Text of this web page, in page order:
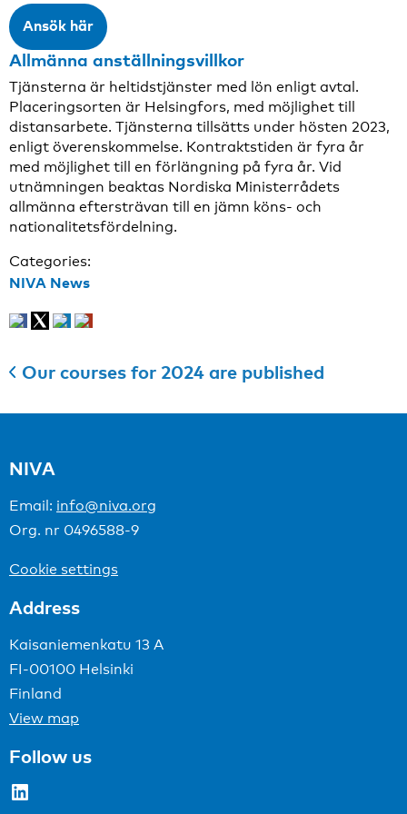
Ansök här
Allmänna anställningsvillkor
Tjänsterna är heltidstjänster med lön enligt avtal.
Placeringsorten är Helsingfors, med möjlighet till
distansarbete. Tjänsterna tillsätts under hösten 2023,
enligt överenskommelse. Kontraktstiden är fyra år
med möjlighet till en förlängning på fyra år. Vid
utnämningen beaktas Nordiska Ministerrådets
allmänna eftersträvan till en jämn köns- och
nationalitetsfördelning.
Categories:
NIVA News
Our courses for 2024 are published
NIVA
Email: info@niva.org
Org. nr 0496588-9
Cookie settings
Address
Kaisaniemenkatu 13 A
FI-00100 Helsinki
Finland
View map
Follow us
LinkedIn